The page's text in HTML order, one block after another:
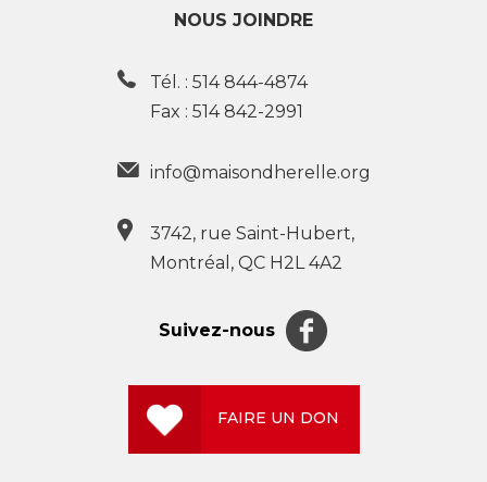
NOUS JOINDRE
Tél. : 514 844-4874
Fax : 514 842-2991
info@maisondherelle.org
3742, rue Saint-Hubert,
Montréal, QC H2L 4A2
Suivez-nous
FAIRE UN DON